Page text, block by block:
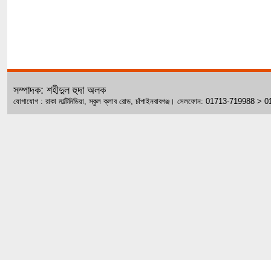
সম্পাদক: শহীদুল হুদা অলক
যোগাযোগ : রাকা মাল্টিমিডিয়া, স্কুল ক্লাব রোড, চাঁপাইনবাবগঞ্জ। সেলফোন: 01713-